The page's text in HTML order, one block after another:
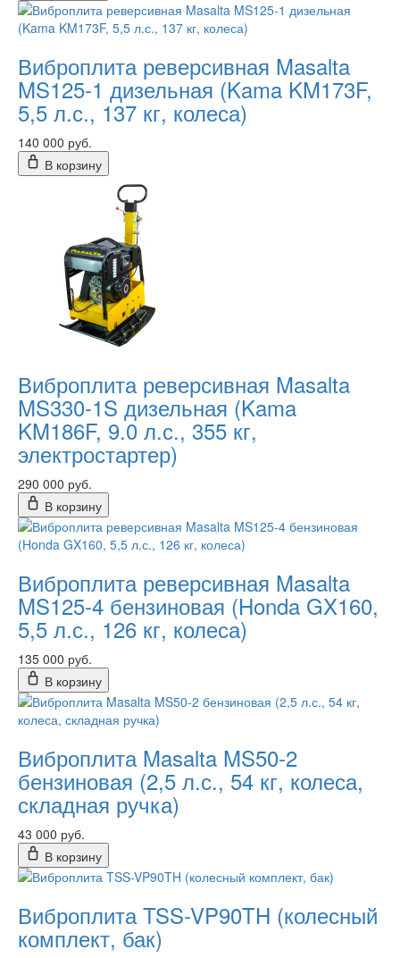
Виброплита реверсивная Masalta
MS125-1 дизельная (Kama KM173F,
5,5 л.с., 137 кг, колеса)
140 000 руб.
В корзину
Виброплита реверсивная Masalta
MS330-1S дизельная (Kama
KM186F, 9.0 л.с., 355 кг,
электростартер)
290 000 руб.
В корзину
Виброплита реверсивная Masalta
MS125-4 бензиновая (Honda GX160,
5,5 л.с., 126 кг, колеса)
135 000 руб.
В корзину
Виброплита Masalta MS50-2
бензиновая (2,5 л.с., 54 кг, колеса,
складная ручка)
43 000 руб.
В корзину
Виброплита TSS-VP90TH (колесный
комплект, бак)